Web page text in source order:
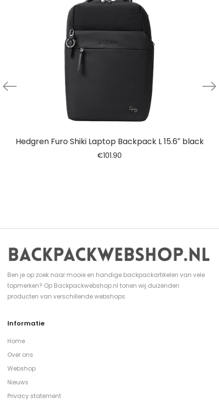
Hedgren Furo Shiki Laptop Backpack L 15.6″ black
€101.90
Ben je op zoek naar mooie en handige backpackartikelen van vele
topmerken? Op Backpackwebshop.nl tonen wij duizenden
producten van verschillende webshops.
Informatie
Home
Over ons
Webshop
Nieuws
Privacy statement